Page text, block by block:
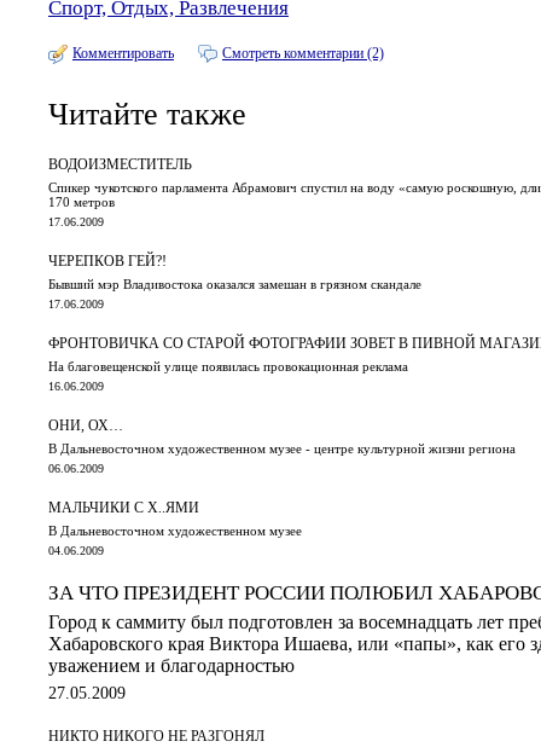
Спорт, Отдых, Развлечения
Комментировать Смотреть комментарии (2)
Читайте также
ВОДОИЗМЕСТИТЕЛЬ
Спикер чукотского парламента Абрамович спустил на воду «самую роскошную,
170 метров
17.06.2009
ЧЕРЕПКОВ ГЕЙ?!
Бывший мэр Владивостока оказался замешан в грязном скандале
17.06.2009
ФРОНТОВИЧКА СО СТАРОЙ ФОТОГРАФИИ ЗОВЕТ В ПИВНОЙ
На благовещенской улице появилась провокационная реклама
16.06.2009
ОНИ, ОХ…
В Дальневосточном художественном музее - центре культурной жизни региона
06.06.2009
МАЛЬЧИКИ С Х..ЯМИ
В Дальневосточном художественном музее
04.06.2009
ЗА ЧТО ПРЕЗИДЕНТ РОССИИ ПОЛЮБИЛ
Город к саммиту был подготовлен за восемнадцать лет
Хабаровского края Виктора Ишаева, или «папы», как его
уважением и благодарностью
27.05.2009
НИКТО НИКОГО НЕ РАЗГОНЯЛ